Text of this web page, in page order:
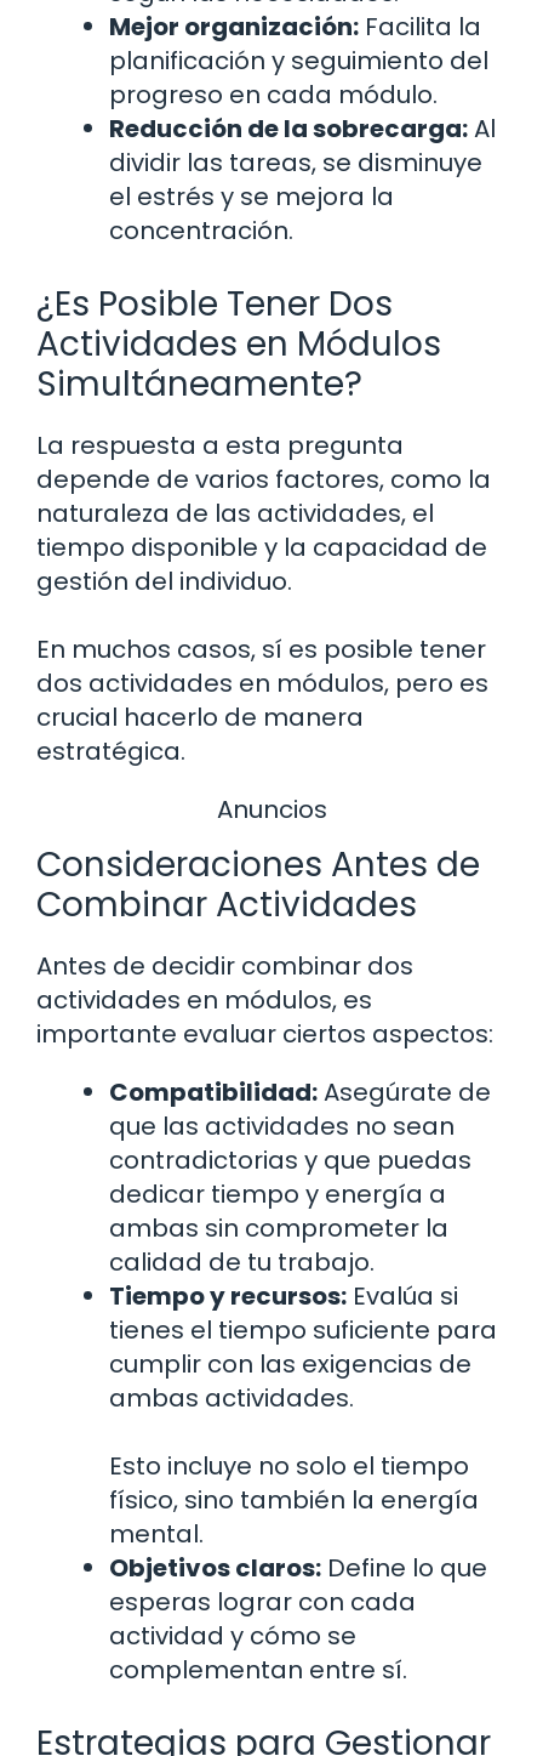
Mejor organización: Facilita la
planificación y seguimiento del
progreso en cada módulo.
Reducción de la sobrecarga:Al
dividir las tareas, se disminuye
el estrés y se mejora la
concentración.
¿Es Posible Tener Dos
Actividades en Módulos
Simultáneamente?
La respuesta a esta pregunta
depende de varios factores, como la
naturaleza de las actividades, el
tiempo disponible y la capacidad de
gestión del individuo.
En muchos casos, sí es posible tener
dos actividades en módulos, pero es
crucial hacerlo de manera
estratégica.
Anuncios
Consideraciones Antes de
Combinar Actividades
Antes de decidir combinar dos
actividades en módulos, es
importante evaluar ciertos aspectos:
Compatibilidad:Asegúrate de
que las actividades no sean
contradictorias y que puedas
dedicar tiempo y energía a
ambas sin comprometer la
calidad de tu trabajo.
Tiempo y recursos: Evalúa si
tienes el tiempo suficiente para
cumplir con las exigencias de
ambas actividades.
Esto incluye no solo el tiempo
físico, sino también la energía
mental.
Objetivos claros: Define lo que
esperas lograr con cada
actividad y cómo se
complementan entre sí.
Estrategias para Gestionar